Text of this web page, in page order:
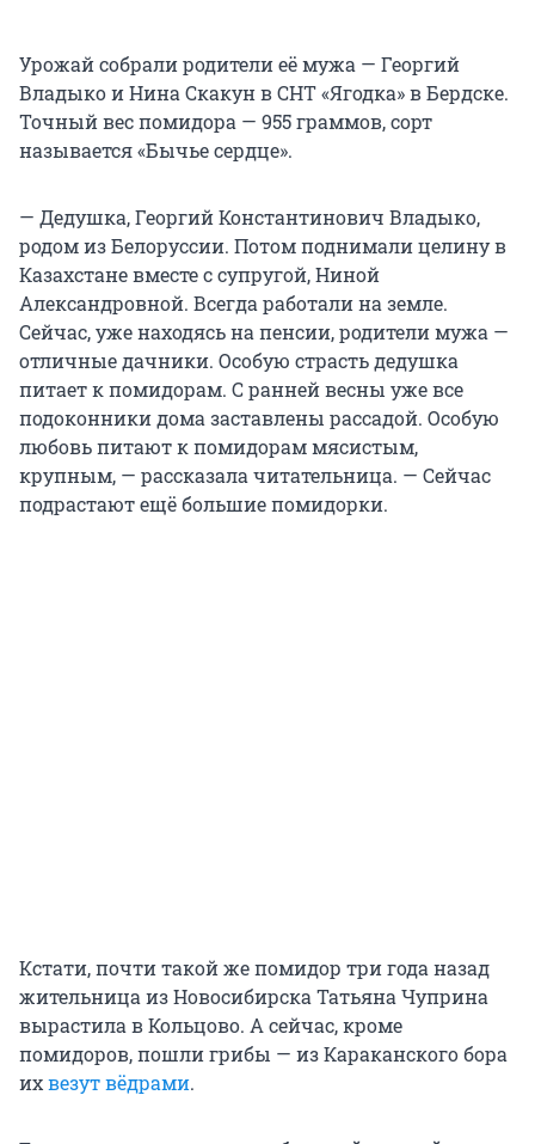
Урожай собрали родители её мужа — Георгий
Владыко и Нина Скакун в СНТ «Ягодка» в Бердске.
Точный вес помидора — 955 граммов, сорт
называется «Бычье сердце».
— Дедушка, Георгий Константинович Владыко,
родом из Белоруссии. Потом поднимали целину в
Казахстане вместе с супругой, Ниной
Александровной. Всегда работали на земле.
Сейчас, уже находясь на пенсии, родители мужа —
отличные дачники. Особую страсть дедушка
питает к помидорам. С ранней весны уже все
подоконники дома заставлены рассадой. Особую
любовь питают к помидорам мясистым,
крупным, — рассказала читательница. — Сейчас
подрастают ещё большие помидорки.
Кстати, почти такой же помидор три года назад
жительница из Новосибирска Татьяна Чуприна
вырастила в Кольцово. А сейчас, кроме
помидоров, пошли грибы — из Караканского бора
ихвезут вёдрами.